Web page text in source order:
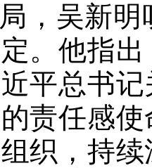
，吴新
。他指
平总书
责任感
织，持